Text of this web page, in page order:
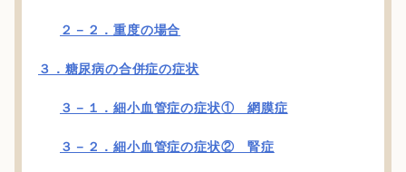
２－２．重度の場合
３．糖尿病の合併症の症状
３－１．細小血管症の症状① 網膜症
３－２．細小血管症の症状② 腎症